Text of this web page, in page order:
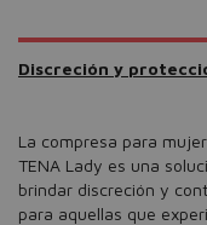
Discreción y
La compresa para
TENA Lady es una
brindar discreción y
para aquellas que